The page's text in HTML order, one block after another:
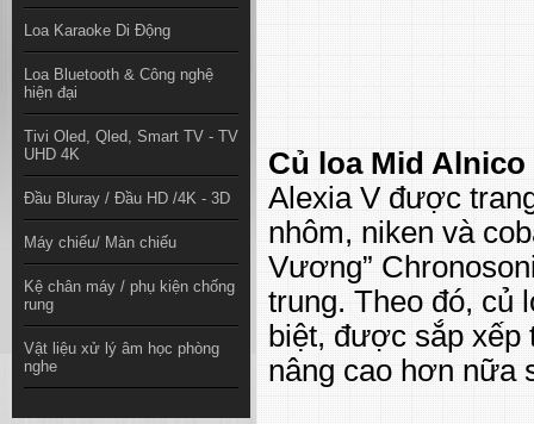
Loa Karaoke Di Động
Loa Bluetooth & Công nghệ
hiện đại
Tivi Oled, Qled, Smart TV - TV
UHD 4K
Đầu Bluray / Đầu HD /4K - 3D
Máy chiếu/ Màn chiếu
Kệ chân máy / phụ kiện chống
rung
Vật liệu xử lý âm học phòng
nghe
Củ loa Mid
Alexia V được
nhôm, niken và
Vương”
trung. Theo đó, củ
biệt, được sắp xếp
nâng cao hơn nữa